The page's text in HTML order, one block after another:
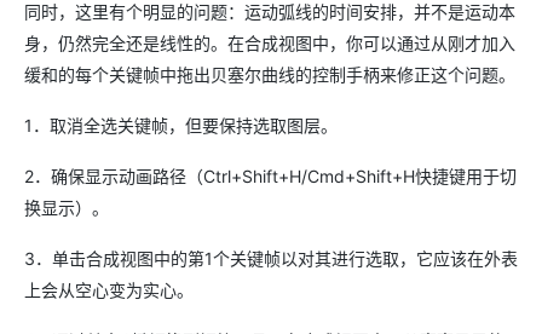
同时，这里有个明显的问题：运动弧线的时间安排，并不是运动本
身，仍然完全还是线性的。在合成视图中，你可以通过从刚才加入
缓和的每个关键帧中拖出贝塞尔曲线的控制手柄来修正这个问题。
1．取消全选关键帧，但要保持选取图层。
2．确保显示动画路径（Ctrl+Shift+H/Cmd+Shift+H快捷键用于切
换显示）。
3．单击合成视图中的第1个关键帧以对其进行选取，它应该在外表
上会从空心变为实心。